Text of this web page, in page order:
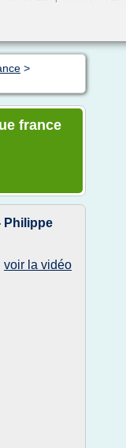
>
france
Philippe
voir la vidéo